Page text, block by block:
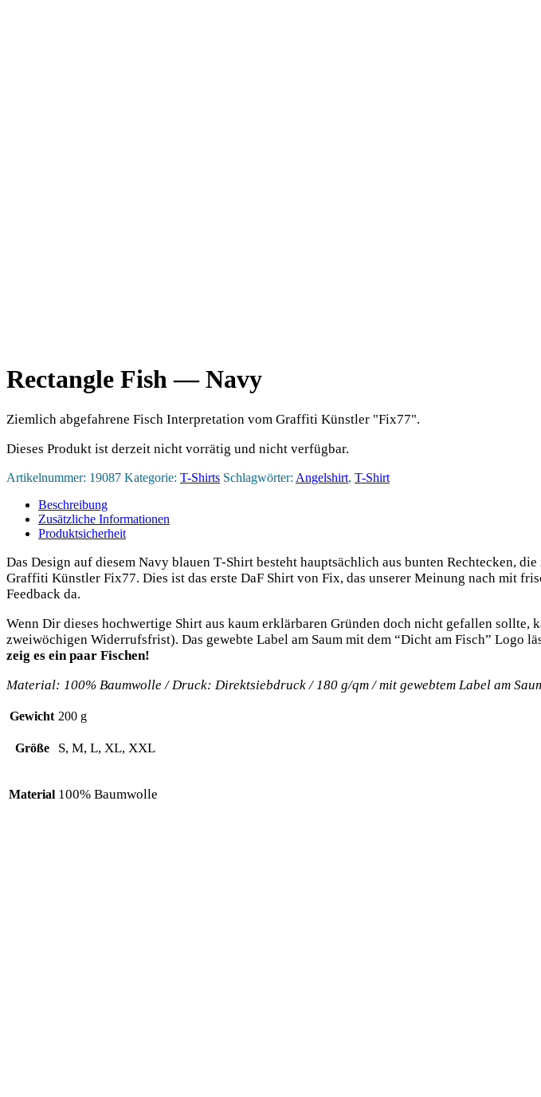
Rectangle Fish — Navy
Ziemlich abgefahrene Fisch Interpretation vom Graffiti Künstler "Fix77".
Dieses Produkt ist derzeit nicht vorrätig und nicht verfügbar.
Artikelnummer: 19087 Kategorie: T-Shirts Schlagwörter: Angelshirt, T-Shirt
Beschreibung
Zusätzliche Informationen
Produktsicherheit
Das Design auf die­sem Navy blau­en T‑Shirt besteht haupt­säch­lich aus bun­ten Recht­ecken,
Graf­fi­ti Künst­ler Fix77. Dies ist das ers­te DaF Shirt von Fix, das unse­rer Mei­nung nach mit
Feed­back da.
Wenn Dir die­ses hoch­wer­ti­ge Shirt aus kaum erklär­ba­ren Grün­den doch nicht gefal­len
zwei­wö­chi­gen Wider­rufs­frist). Das geweb­te Label am Saum mit dem “Dicht am Fisch” Logo
zeig es ein paar Fischen!
Mate­ri­al: 100% Baum­wol­le / Druck: Direkt­sieb­druck / 180 g/qm / mit geweb­tem Label am
Gewicht 200 g
Größe S, M, L, XL, XXL
Material 100% Baumwolle